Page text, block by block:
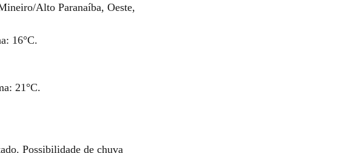
Alto Paranaíba, Oeste,
16°C.
21°C.
Possibilidade de chuva